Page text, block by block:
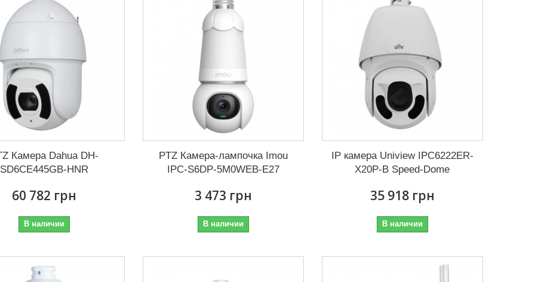
Камера Dahua DH-
SD6CE445GB-HNR
60 782 грн
В наличии
PTZ Камера-лампочка Imou
IPC-S6DP-5M0WEB-E27
3 473 грн
В наличии
IP камера Uniview IPC6222ER-
X20P-B Speed-Dome
35 918 грн
В наличии